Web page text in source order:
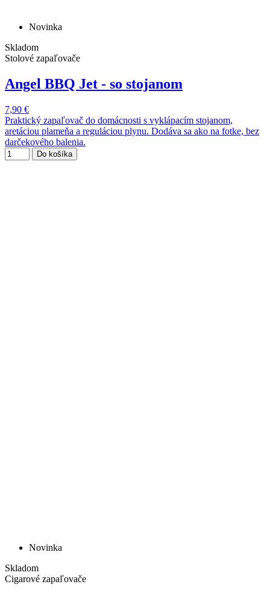
Novinka
Skladom
Stolové zapaľovače
Angel BBQ Jet - so stojanom
7,90 €
Praktický zapaľovač do domácnosti s vyklápacím stojanom,
aretáciou plameňa a reguláciou plynu. Dodáva sa ako na fotke, bez
darčekového balenia.
Do košíka
Novinka
Skladom
Cigarové zapaľovače